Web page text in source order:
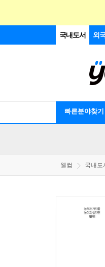
국내도서 외
빠른분야찾기
웰컴 국내도